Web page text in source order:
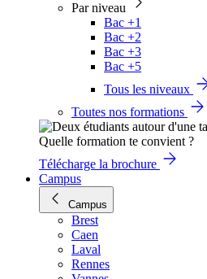
Par niveau
Bac +1
Bac +2
Bac +3
Bac +5
Tous les niveaux
Toutes nos formations
Quelle formation te convient ?
Télécharge la brochure
Campus
Campus
Brest
Caen
Laval
Rennes